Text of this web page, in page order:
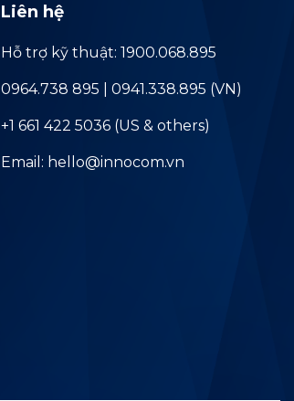
Liên hệ
Hỗ trợ kỹ thuật: 1900.068.895
0964.738 895 | 0941.338.895 (VN)
+1 661 422 5036 (US & others)
Email: hello@innocom.vn